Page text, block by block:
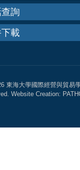
詢
載
東海大學國際經營與貿易
Website Creation: